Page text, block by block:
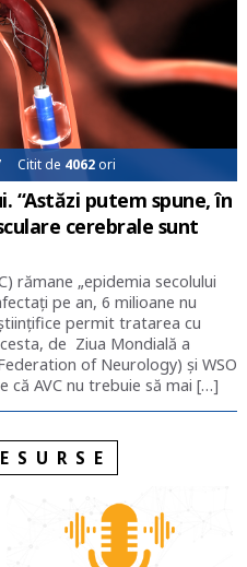
Citit de 4062ori
“Astăzi putem spune, în
cerebrale sunt
rămane „epidemia secolului
pe an, 6 milioane nu
permit tratarea cu
de Ziua Mondială a
of Neurology) și WSO
că AVC nu trebuie să mai […]